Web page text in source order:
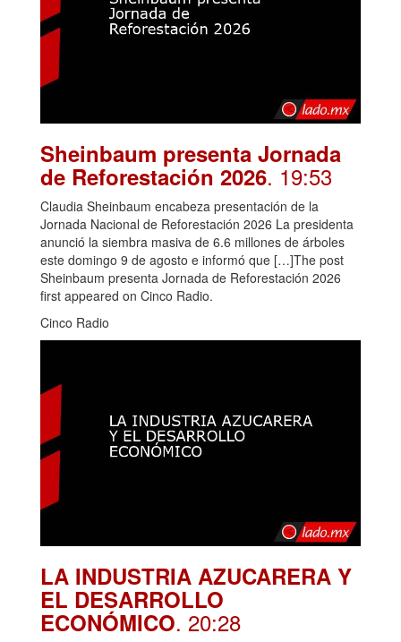
Sheinbaum presenta Jornada
de Reforestación 2026. 19:53
Claudia Sheinbaum encabeza presentación de la
Jornada Nacional de Reforestación 2026 La presidenta
anunció la siembra masiva de 6.6 millones de árboles
este domingo 9 de agosto e informó que […]The post
Sheinbaum presenta Jornada de Reforestación 2026
first appeared on Cinco Radio.
Cinco Radio
LA INDUSTRIA AZUCARERA Y
EL DESARROLLO
ECONÓMICO. 20:28